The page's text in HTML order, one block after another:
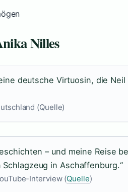
Nilles
deutsche Virtuosin, die Neil
(Quelle)
– und meine Reise
in Aschaffenburg.“
Interview (Quelle)